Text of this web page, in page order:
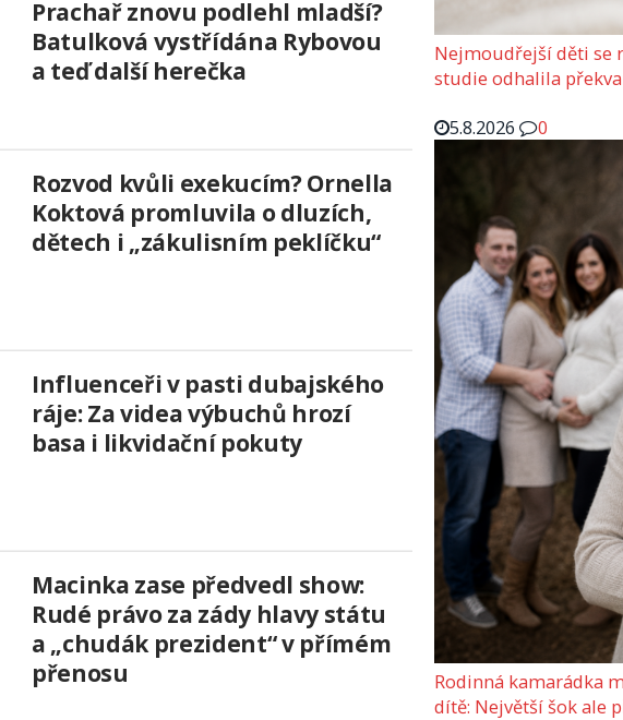
Prachař znovu podlehl mladší?
Batulková vystřídána Rybovou
a teď další herečka
Rozvod kvůli exekucím? Ornella
Koktová promluvila o dluzích,
dětech i „zákulisním peklíčku“
Influenceři v pasti dubajského
ráje: Za videa výbuchů hrozí
basa i likvidační pokuty
Macinka zase předvedl show:
Rudé právo za zády hlavy státu
a „chudák prezident“ v přímém
přenosu
Nejmoudřejší děti se
studie odhalila
5.8.2026
0
Rodinná kamarádka
dítě: Největší šok ale